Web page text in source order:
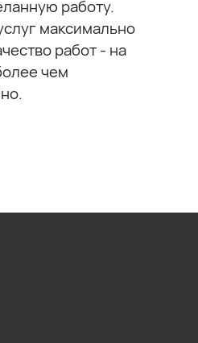
работу.
максимально
работ - на
чем